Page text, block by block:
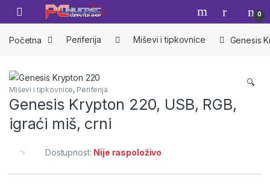
Skip to navigation
Skip to content
Open 0
Početna Periferija Miševi i tipkovnice Genesis
🔍
Miševi i tipkovnice, Periferija
Genesis Krypton 220, USB, RGB,
igraći miš, crni
Dostupnost: Nije raspoloživo